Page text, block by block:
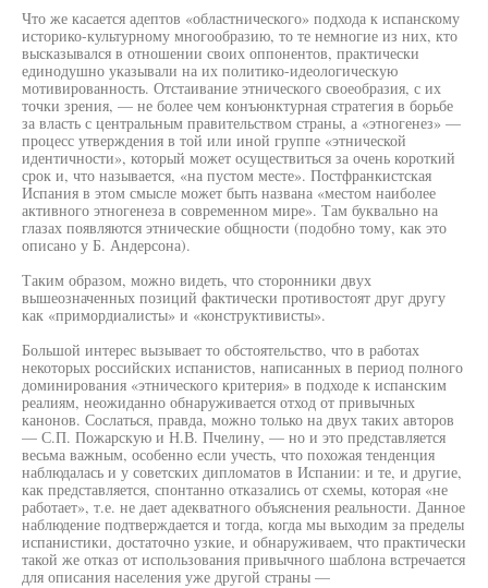
Что же касается адептов «областнического» подхода к испанскому
историко-культурному многообразию, то те немногие из них, кто
высказывался в отношении своих оппонентов, практически
единодушно указывали на их политико-идеологическую
мотивированность. Отстаивание этнического своеобразия, с их
точки зрения, — не более чем конъюнктурная стратегия в борьбе
за власть с центральным правительством страны, а «этногенез» —
процесс утверждения в той или иной группе «этнической
идентичности», который может осуществиться за очень короткий
срок и, что называется, «на пустом месте». Постфранкистская
Испания в этом смысле может быть названа «местом наиболее
активного этногенеза в современном мире». Там буквально на
глазах появляются этнические общности (подобно тому, как это
описано у Б. Андерсона).
Таким образом, можно видеть, что сторонники двух
вышеозначенных позиций фактически противостоят друг другу
как «примордиалисты» и «конструктивисты».
Большой интерес вызывает то обстоятельство, что в работах
некоторых российских испанистов, написанных в период полного
доминирования «этнического критерия» в подходе к испанским
реалиям, неожиданно обнаруживается отход от привычных
канонов. Сослаться, правда, можно только на двух таких авторов
— С.П. Пожарскую и Н.В. Пчелину, — но и это представляется
весьма важным, особенно если учесть, что похожая тенденция
наблюдалась и у советских дипломатов в Испании: и те, и другие,
как представляется, спонтанно отказались от схемы, которая «не
работает», т.е. не дает адекватного объяснения реальности. Данное
наблюдение подтверждается и тогда, когда мы выходим за пределы
испанистики, достаточно узкие, и обнаруживаем, что практически
такой же отказ от использования привычного шаблона встречается
для описания населения уже другой страны —